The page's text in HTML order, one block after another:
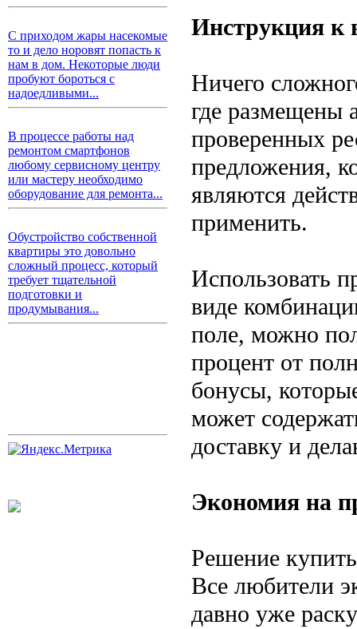
С приходом жары насекомые
то и дело норовят попасть к
нам в дом. Некоторые люди
пробуют бороться с
надоедливыми...
В процессе работы над
ремонтом смартфонов
любому сервисному центру
или мастеру необходимо
оборудование для ремонта...
Обустройство собственной
квартиры это довольно
сложный процесс, который
требует тщательной
подготовки и
продумывания...
Инструкция к
Ничего
где размещены
проверенных
предложения,
являются
применить.
Использовать
виде
поле, можно
процент от
бонусы,
может
доставку и
Экономия на
Решение
Все любители
давно уже